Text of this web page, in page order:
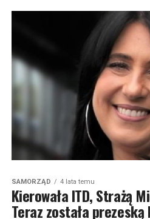
SAMORZĄD 4 lata temu
Kierowała ITD, Strażą
Teraz została